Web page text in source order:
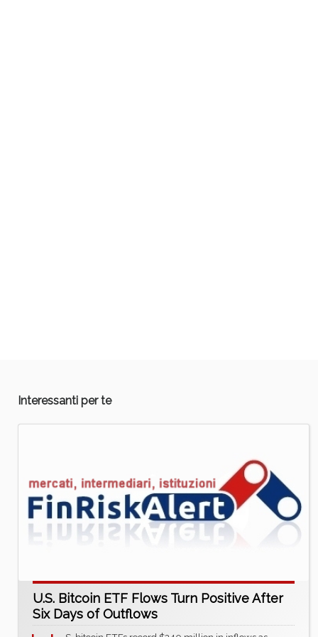
Interessanti per te
U.S. Bitcoin ETF Flows Turn Positive After
Six Days of Outflows